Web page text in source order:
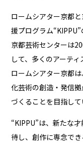
ロームシアター京都
援プログラム
京都芸術センターは
して、多くのアーテ
ロームシアター京都
化芸術の創造・発信
づくることを目指して
“KIPPU”は、新たな
待し、創作に専念で